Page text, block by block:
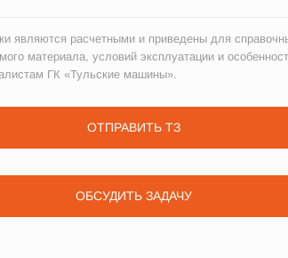
являются расчетными и приведены для
материала, условий эксплуатации и
ГК «Тульские машины».
ОТПРАВИТЬ ТЗ
ОБСУДИТЬ ЗАДАЧУ